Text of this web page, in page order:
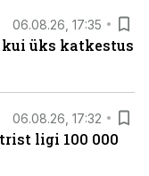
06.08.26, 17:35
kui üks katkestus
06.08.26, 17:32
ligi 100 000